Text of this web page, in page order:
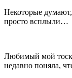
Некоторые
просто всплыли…
Любимый мой
недавно поняла,